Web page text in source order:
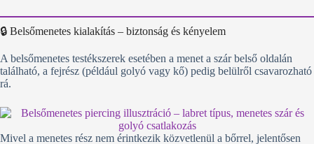
🔒 Belsőmenetes kialakítás – biztonság és kényelem
A belsőmenetes testékszerek esetében a menet a szár belső oldalán
található, a fejrész (például golyó vagy kő) pedig belülről csavarozható
rá.
Mivel a menetes rész nem érintkezik közvetlenül a bőrrel, jelentősen